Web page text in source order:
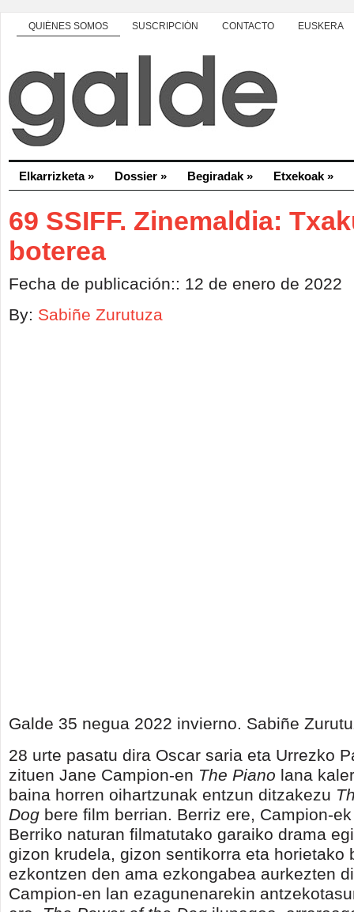
QUIÉNES SOMOS SUSCRIPCIÓN CONTACTO EUSKERA
Elkarrizketa» Dossier » Begiradak » Etxekoak »
69 SSIFF. Zinemaldia:
boterea
Fecha de publicación:: 12 de enero de 2022
By: Sabiñe Zurutuza
Galde 35 negua 2022 invierno. Sabiñe
28 urte pasatu dira Oscar saria eta Urrezko
zituen Jane Campion-en The Piano lana
baina horren oihartzunak entzun ditzakezu
Dog bere film berrian. Berriz ere, Campion-
Berriko naturan filmatutako garaiko drama
gizon krudela, gizon sentikorra eta horietako
ezkontzen den ama ezkongabea aurkezten
Campion-en lan ezagunenarekin